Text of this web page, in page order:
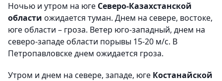
Ночью и утром на юге Северо-Казахстанской
области ожидается туман. Днем на севере, востоке,
юге области – гроза. Ветер юго-западный, днем на
северо-западе области порывы 15-20 м/с. В
Петропавловске днем ожидается гроза.
Утром и днем на севере, западе, юге Костанайской